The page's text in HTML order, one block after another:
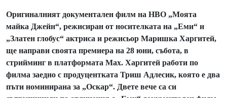
Оригиналният документален филм на HBO „Моята
майка Джейн“, режисиран от носителката на „Еми“ и
„Златен глобус“ актриса и режисьор Маришка Харгитей,
ще направи своята премиера на 28 юни, събота, в
стрийминг в платформата Max. Харгитей работи по
филма заедно с продуцентката Триш Адлесик, която е два
пъти номинирана за „Оскар“. Двете вече са си